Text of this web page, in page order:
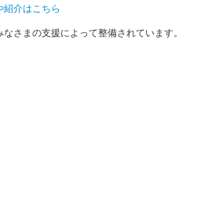
介はこちら
さまの支援によって整備されています。